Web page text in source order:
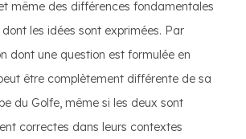
même des différences fondamentales
les idées sont exprimées. Par
dont une question est formulée en
être complètement différente de sa
du Golfe, même si les deux sont
correctes dans leurs contextes